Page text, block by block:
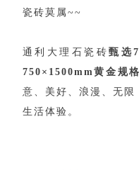
瓷砖莫 属 ~ ~
通利 大理 石瓷 砖甄 选7
750 × 1500mm黄金 规
意 、 美 好 、 浪 漫 、 无 限
生 活体验 。